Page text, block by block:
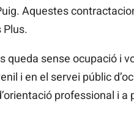
Aquestes
queda sense ocupació i
i en el servei públic
professional i a